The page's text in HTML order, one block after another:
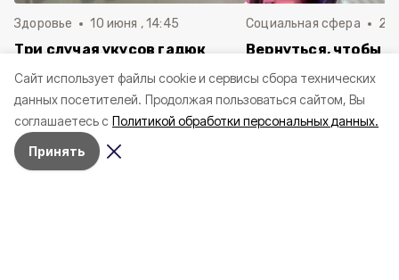
Cайт использует файлы cookie и сервисы сбора технических
данных посетителей. Продолжая пользоваться сайтом, Вы
соглашаетесь с Политикой обработки персональных данных.
Принять
Здоровье 10 июня , 14:45
Три случая укусов гадюк
Белгородской области с
начала года
Социальная сфера 20
Вернуться, чтобы
в Белгородскую
пять лет